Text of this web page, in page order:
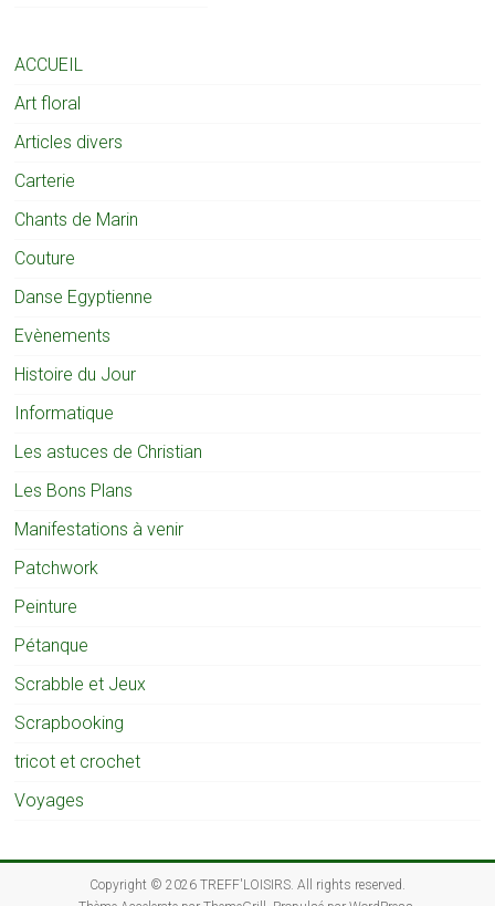
ACCUEIL
Art floral
Articles divers
Carterie
Chants de Marin
Couture
Danse Egyptienne
Evènements
Histoire du Jour
Informatique
Les astuces de Christian
Les Bons Plans
Manifestations à venir
Patchwork
Peinture
Pétanque
Scrabble et Jeux
Scrapbooking
tricot et crochet
Voyages
Copyright © 2026 TREFF'LOISIRS. All rights reserved.